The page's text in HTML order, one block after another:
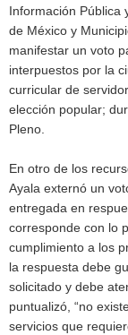
Información Pública
de México y
manifestar un voto
interpuestos por la
curricular de
elección popular;
Pleno.
En otro de los
Ayala externó un
entregada en
corresponde con lo
cumplimiento a los
la respuesta debe
solicitado y debe
puntualizó, “no
servicios que